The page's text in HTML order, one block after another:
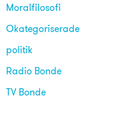
Moralfilosofi
Okategoriserade
politik
Radio Bonde
TV Bonde